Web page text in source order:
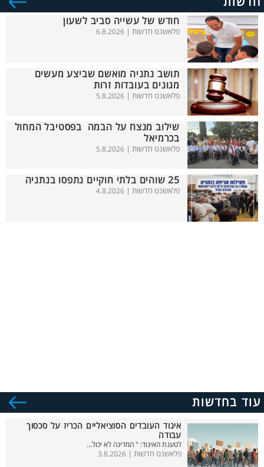
חודש של עשייה סביב לשעון
פלאשנט חדשות | 6.8.2026
תושב נתניה מואשם שביצע מעשים
מגונים בעובדות זרות
פלאשנט חדשות | 5.8.2026
שילוב מנצח על הבמה בפסטיבל המחול
בכרמיאל
פלאשנט חדשות | 5.8.2026
25 שוהים בלתי חוקיים נתפסו בנתניה
פלאשנט חדשות | 4.8.2026
עוד בחדשות
איגוד העובדים הסוציאליים הכריז על סכסוך
עבודה
לטענת האיגוד: " המדינה לא יכול...
פלאשנט חדשות | 3.8.2026